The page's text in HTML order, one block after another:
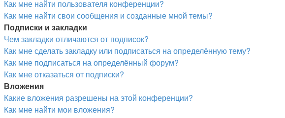
Как мне найти пользователя конференции?
Как мне найти свои сообщения и созданные мной темы?
Подписки и закладки
Чем закладки отличаются от подписок?
Как мне сделать закладку или подписаться на определённую тему?
Как мне подписаться на определённый форум?
Как мне отказаться от подписки?
Вложения
Какие вложения разрешены на этой конференции?
Как мне найти мои вложения?